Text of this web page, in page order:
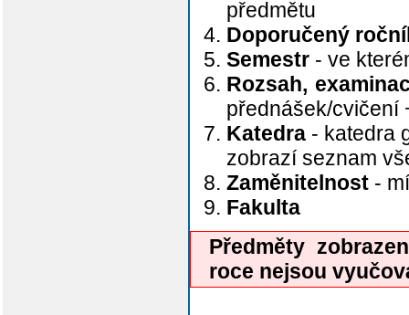
předmětu
Doporučený
Semestr - ve
Rozsah,
přednášek/cvičení
Katedra - katedra
zobrazí seznam
Zaměnitelnost -
Fakulta
Předměty
roce nejsou